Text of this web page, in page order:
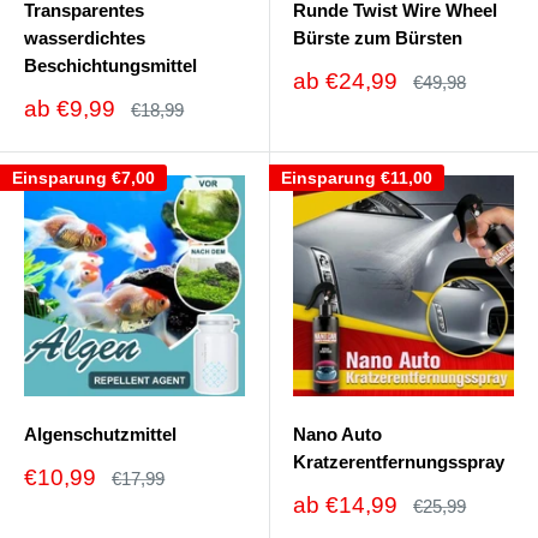
Transparentes
wasserdichtes
Beschichtungsmittel
Sonderpreis
ab €9,99 Normalpreis
€18,99
Runde Twist Wire Wheel
Bürste zum Bürsten
Sonderpreis
ab €24,99 Normalpreis
€49,98
Einsparung €7,00
Algenschutzmittel
Sonderpreis
€10,99 Normalpreis
€17,99
Einsparung €11,00
Nano Auto
Kratzerentfernungsspray
Sonderpreis
ab €14,99 Normalpreis
€25,99